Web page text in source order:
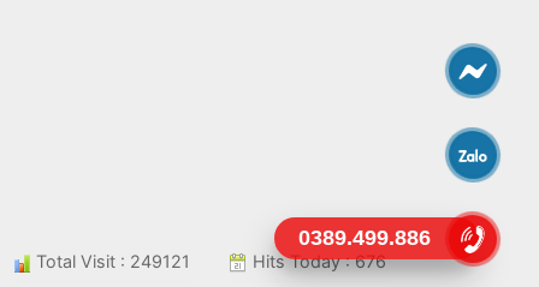
Total Visit : 249121 Hits Today : 676
0389.499.886